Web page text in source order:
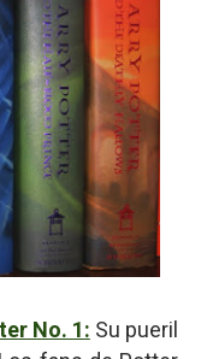
No. 1: Su pueril